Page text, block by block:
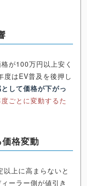
が100万円以上安く
度はEV普及を後押し
して価格が下がっ
ごとに変動するた
格変動
上に高まらないと
ーラー側が値引き